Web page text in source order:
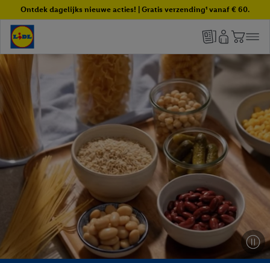
Ontdek dagelijks nieuwe acties! | Gratis verzending¹ vanaf € 60.